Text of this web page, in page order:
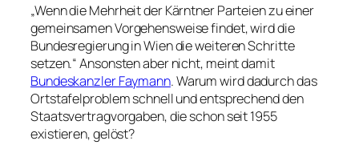
„Wenn die Mehrheit der Kärntner Parteien zu einer
gemeinsamen Vorgehensweise findet, wird die
Bundesregierung in Wien die weiteren Schritte
setzen.“ Ansonsten aber nicht, meint damit
Bundeskanzler Faymann. Warum wird dadurch das
Ortstafelproblem schnell und entsprechend den
Staatsvertragvorgaben, die schon seit 1955
existieren, gelöst?